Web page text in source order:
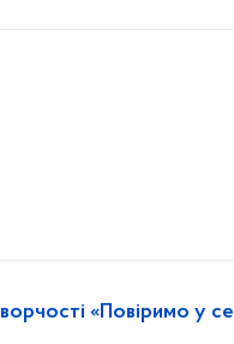
«Повіримо у